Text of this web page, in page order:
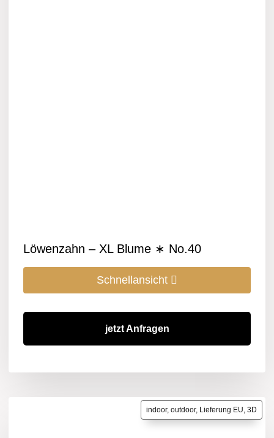
Löwenzahn – XL Blume ∗ No.40
Schnellansicht
jetzt Anfragen
indoor, outdoor, Lieferung EU, 3D